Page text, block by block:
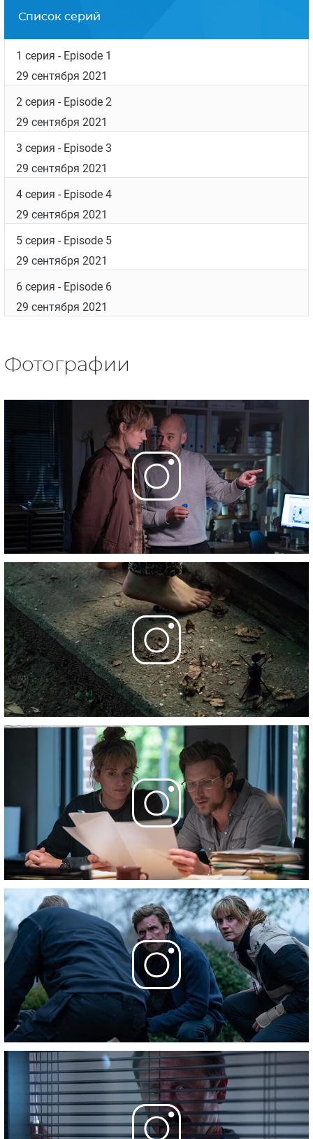
Список серий
1 серия - Episode 1
29 сентября 2021
2 серия - Episode 2
29 сентября 2021
3 серия - Episode 3
29 сентября 2021
4 серия - Episode 4
29 сентября 2021
5 серия - Episode 5
29 сентября 2021
6 серия - Episode 6
29 сентября 2021
Фотографии